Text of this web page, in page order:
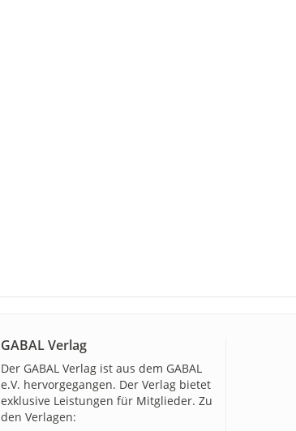
GABAL Verlag
Der GABAL Verlag ist aus dem GABAL
e.V. hervorgegangen. Der Verlag bietet
exklusive Leistungen für Mitglieder. Zu
den Verlagen: